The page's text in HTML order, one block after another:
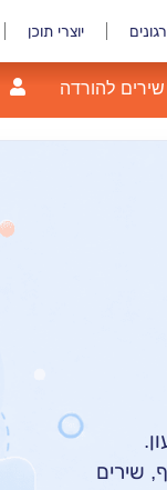
יוצרי תוכן
שירים להורדה
שירים